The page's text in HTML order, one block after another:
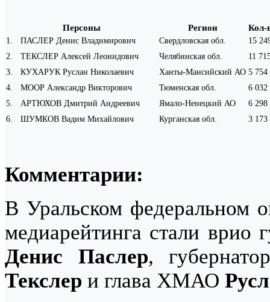
Персоны Регион Кол-
1. ПАСЛЕР Денис Владимирович Свердловская обл.
15
2. ТЕКСЛЕР Алексей Леонидович Челябинская обл.
11
3. КУХАРУК Руслан Николаевич Ханты-Мансийский АО 5 754
4. МООР Александр Викторович Тюменская обл.
6 032
5. АРТЮХОВ Дмитрий Андреевич Ямало-Ненецкий АО
6 298
6. ШУМКОВ Вадим Михайлович Курганская обл. 3 173
Комментарии:
В Уральском федеральном
медиарейтинга стали врио
Денис Паслер,
Текслер и глава ХМАО